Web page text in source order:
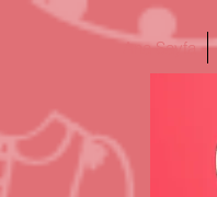
Ana Sayfa